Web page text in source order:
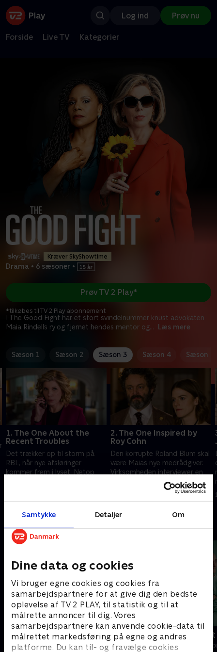
Samtykke Detaljer Om
Dine data og cookies
Vi bruger egne cookies og cookies fra
samarbejdspartnere for at give dig den bedste
oplevelse af TV 2 PLAY, til statistik og til at
målrette annoncer til dig. Vores
samarbejdspartnere kan anvende cookie-data til
målrettet markedsføring på egne og andres
platforme. Du kan til- og fravælge cookies
Log ind Prøv nu
Forside Live TV Kategorier
Kræver SkyShowtime
Drama • 6 sæsoner •
I The Good Fight har et stort svindelnummer knust advokaten
Maia Rindells ry og fjernet hendes mentor og... Læs mere
Prøv TV 2 Play*
*tilkøbes til TV 2 Play abonnement
Sæson 1 Sæson 2 Sæson 3 Sæson 4 Sæson 5
1. The One About the
Recent Troubles
Det trækker op til storm på
RBL, når nye afsløringer
kommer frem i lyset. Netop
bryder sammen.
2. The One Inspired by
Roy Cohn
Den korrupte Roland Blum skal
være Maias nye medrådgiver.
Virksomheden interviewer en
potentiel ny leder, men Lucca
Andre så også
Happy fucking Pride
Drama • 1 sæsoner
Fake Patient
Drama • 1